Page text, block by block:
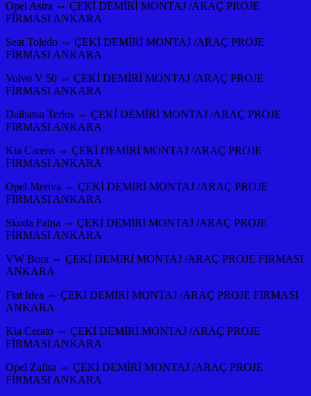
Opel Astra ⇔ ÇEKİ DEMİRİ MONTAJ /ARAÇ PROJE
FİRMASI ANKARA
Seat Toledo ⇔ ÇEKİ DEMİRİ MONTAJ /ARAÇ PROJE
FİRMASI ANKARA
Volvo V 50 ⇔ ÇEKİ DEMİRİ MONTAJ /ARAÇ PROJE
FİRMASI ANKARA
Daihatsu Terios ⇔ ÇEKİ DEMİRİ MONTAJ /ARAÇ PROJE
FİRMASI ANKARA
Kia Carens ⇔ ÇEKİ DEMİRİ MONTAJ /ARAÇ PROJE
FİRMASI ANKARA
Opel Meriva ⇔ ÇEKİ DEMİRİ MONTAJ /ARAÇ PROJE
FİRMASI ANKARA
Skoda Fabia ⇔ ÇEKİ DEMİRİ MONTAJ /ARAÇ PROJE
FİRMASI ANKARA
VW Bora ⇔ ÇEKİ DEMİRİ MONTAJ /ARAÇ PROJE FİRMASI
ANKARA
Fiat Idea ⇔ ÇEKİ DEMİRİ MONTAJ /ARAÇ PROJE FİRMASI
ANKARA
Kia Cerato ⇔ ÇEKİ DEMİRİ MONTAJ /ARAÇ PROJE
FİRMASI ANKARA
Opel Zafira ⇔ ÇEKİ DEMİRİ MONTAJ /ARAÇ PROJE
FİRMASI ANKARA